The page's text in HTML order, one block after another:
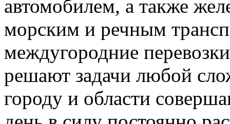
автомобилем, а также
морским и речным
междугородние
решают задачи любой
городу и области